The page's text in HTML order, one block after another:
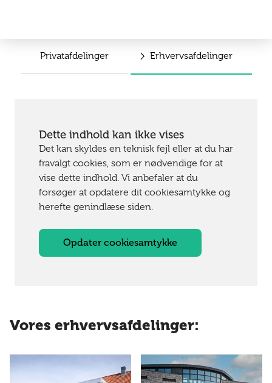
Privatafdelinger Erhvervsafdelinger
Dette indhold kan ikke vises
Det kan skyldes en teknisk fejl eller at du har
fravalgt cookies, som er nødvendige for at
vise dette indhold. Vi anbefaler at du
forsøger at opdatere dit cookiesamtykke og
herefte genindlæse siden.
Opdater cookiesamtykke
Vores erhvervsafdelinger: